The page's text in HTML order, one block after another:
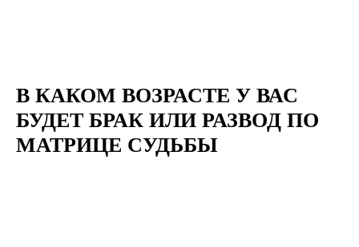
В КАКОМ ВОЗРАСТЕ У ВАС
БУДЕТ БРАК ИЛИ РАЗВОД ПО
МАТРИЦЕ СУДЬБЫ